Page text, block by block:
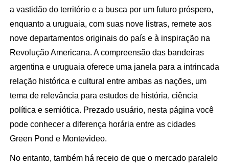
a vastidão do território e a busca por um futuro próspero,
enquanto a uruguaia, com suas nove listras, remete aos
nove departamentos originais do país e à inspiração na
Revolução Americana. A compreensão das bandeiras
argentina e uruguaia oferece uma janela para a intrincada
relação histórica e cultural entre ambas as nações, um
tema de relevância para estudos de história, ciência
política e semiótica. Prezado usuário, nesta página você
pode conhecer a diferença horária entre as cidades
Green Pond e Montevideo.
No entanto, também há receio de que o mercado paralelo